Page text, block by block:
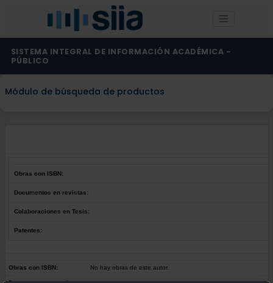
SISTEMA INTEGRAL DE INFORMACIÓN ACADÉMICA -
PÚBLICO
Módulo de búsqueda de productos
Obras con ISBN:
Documentos en revistas:
Colaboraciones en Tesis:
Patentes:
Obras con ISBN: No hay obras de este autor.